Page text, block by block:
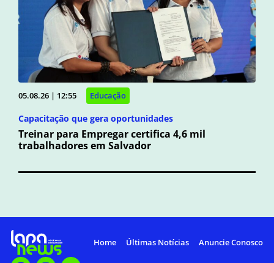
05.08.26 | 12:55 Educação
Capacitação que gera oportunidades
Treinar para Empregar certifica 4,6 mil
trabalhadores em Salvador
Home Últimas Notícias Anuncie Conosco